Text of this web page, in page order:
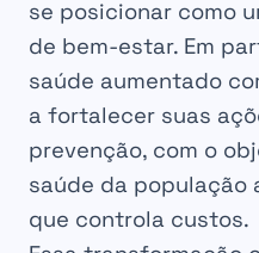
se posicionar como
de bem-estar. Em
saúde aumentado
a fortalecer suas
prevenção, com o
saúde da população
que controla custos.